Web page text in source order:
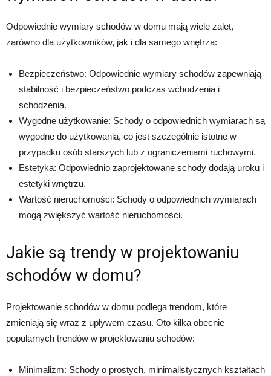
Odpowiednie wymiary schodów w domu mają wiele zalet,
zarówno dla użytkowników, jak i dla samego wnętrza:
Bezpieczeństwo: Odpowiednie wymiary schodów zapewniają
stabilność i bezpieczeństwo podczas wchodzenia i
schodzenia.
Wygodne użytkowanie: Schody o odpowiednich wymiarach są
wygodne do użytkowania, co jest szczególnie istotne w
przypadku osób starszych lub z ograniczeniami ruchowymi.
Estetyka: Odpowiednio zaprojektowane schody dodają uroku i
estetyki wnętrzu.
Wartość nieruchomości: Schody o odpowiednich wymiarach
mogą zwiększyć wartość nieruchomości.
Jakie są trendy w projektowaniu
schodów w domu?
Projektowanie schodów w domu podlega trendom, które
zmieniają się wraz z upływem czasu. Oto kilka obecnie
popularnych trendów w projektowaniu schodów:
Minimalizm: Schody o prostych, minimalistycznych kształtach